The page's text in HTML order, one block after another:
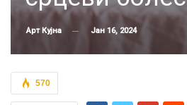
Арт Кујна Јан 16, 2024
570